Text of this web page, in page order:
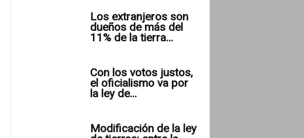
Los extranjeros son
dueños de más del
11% de la tierra...
Con los votos justos,
el oficialismo va por
la ley de...
Modificación de la ley